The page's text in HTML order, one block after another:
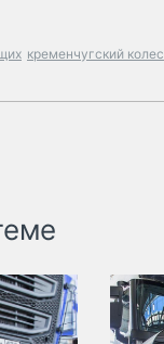
кременчугский